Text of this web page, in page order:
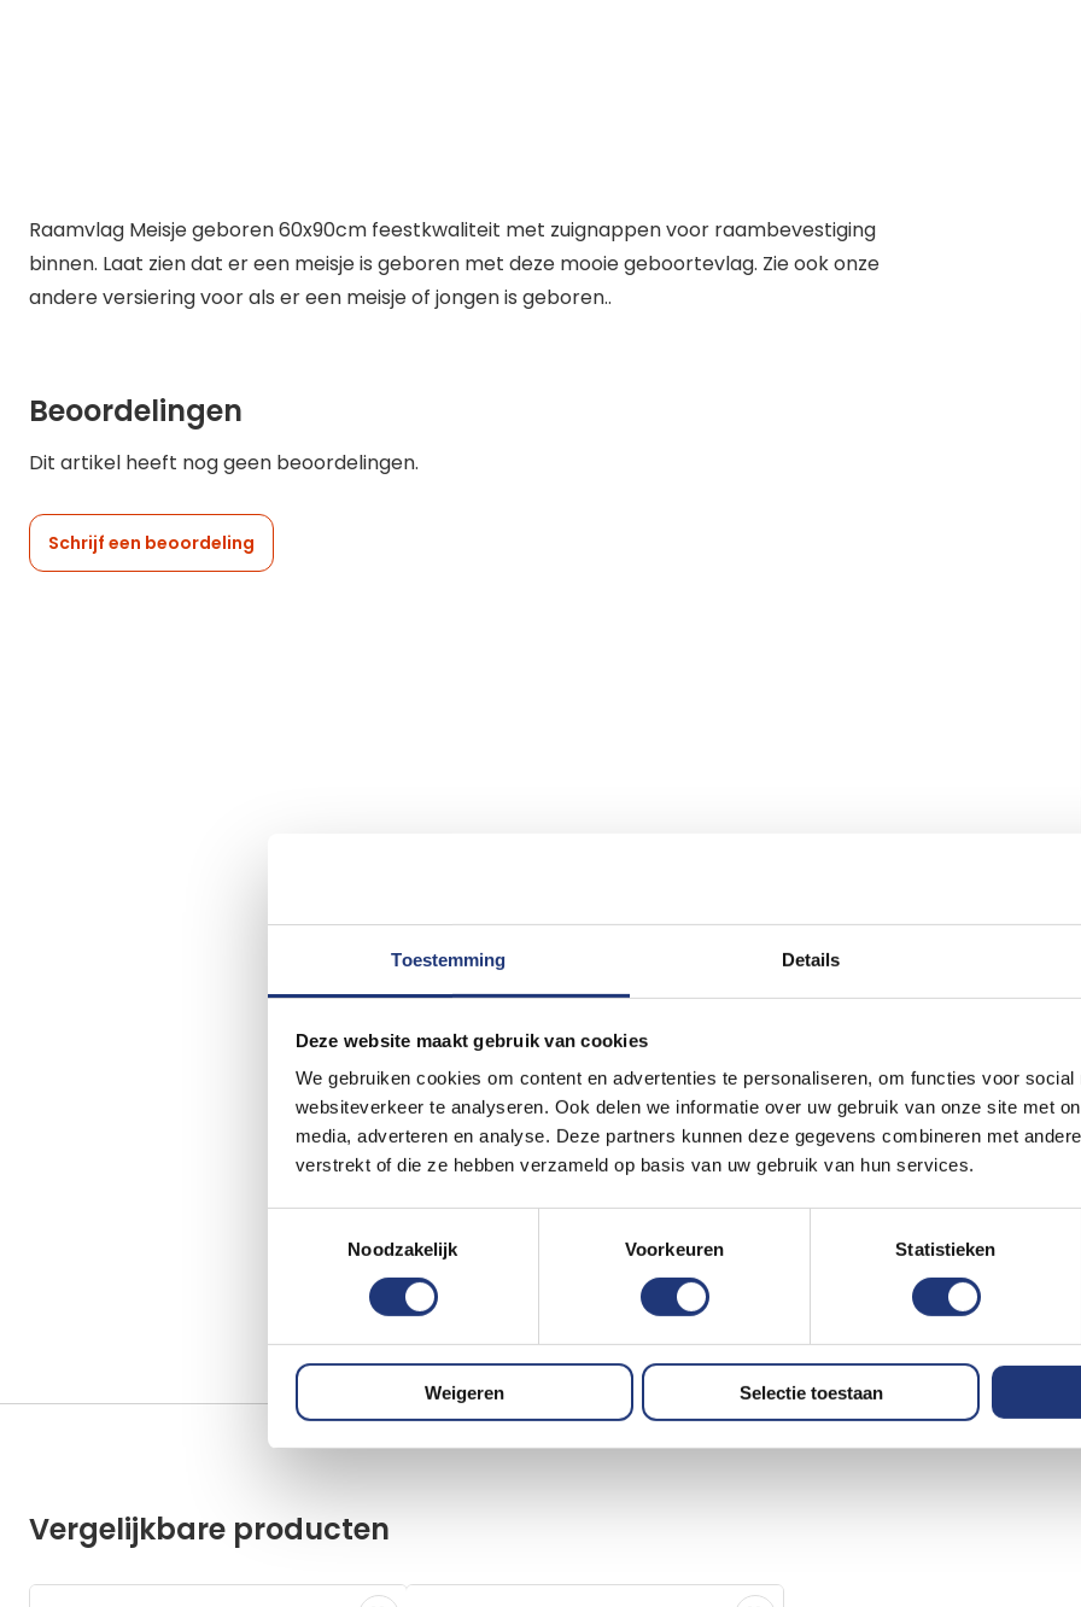
Toestemming Details
Deze website maakt gebruik van cookies
We gebruiken cookies om content en advertenties te personaliseren, om functies voor social
websiteverkeer te analyseren. Ook delen we informatie over uw gebruik van onze site met
media, adverteren en analyse. Deze partners kunnen deze gegevens combineren met
verstrekt of die ze hebben verzameld op basis van uw gebruik van hun services.
Noodzakelijk
Voorkeuren Statistieken
Weigeren Selectie toestaan
Raamvlag Meisje geboren 60x90cm feestkwaliteit met zuignappen voor raambevestiging
binnen. Laat zien dat er een meisje is geboren met deze mooie geboortevlag. Zie ook onze
andere versiering voor als er een meisje of jongen is geboren..
Beoordelingen
Dit artikel heeft nog geen beoordelingen.
Schrijf een beoordeling
Vergelijkbare producten